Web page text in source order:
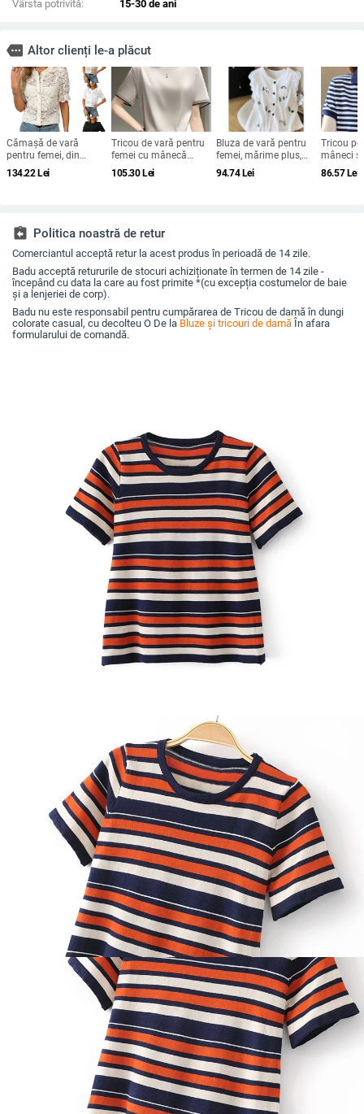
Vârsta potrivită:
15-30 de ani
more Altor clienți le-a plăcut
Cămașă de vară
pentru femei, din
dantelă, mâneci
scurte, nasturi,
poliester
134.22Lei
Tricou de vară pentru
femei cu mânecă
scurtă, din mătase, cu
guler rotund și
Mulberry
105.30Lei
Bluza de vară pentru
femei, mărime plus,
din in și bumbac, cu
mâneci bufante și
94.74Lei
Tricou
mâneci
2023,
model în
86.57Lei
assignment_return Politica noastră de retur
Comerciantul acceptă retur la acest produs în perioadă de 14 zile.
Badu acceptă retururile de stocuri achiziționate în termen de 14 zile -
începând cu data la care au fost primite *(cu excepția costumelor de baie
și a lenjeriei de corp).
Badu nu este responsabil pentru cumpărarea de Tricou de damă în dungi
colorate casual, cu decolteu O De la Bluze și tricouri de damă În afara
formularului de comandă.